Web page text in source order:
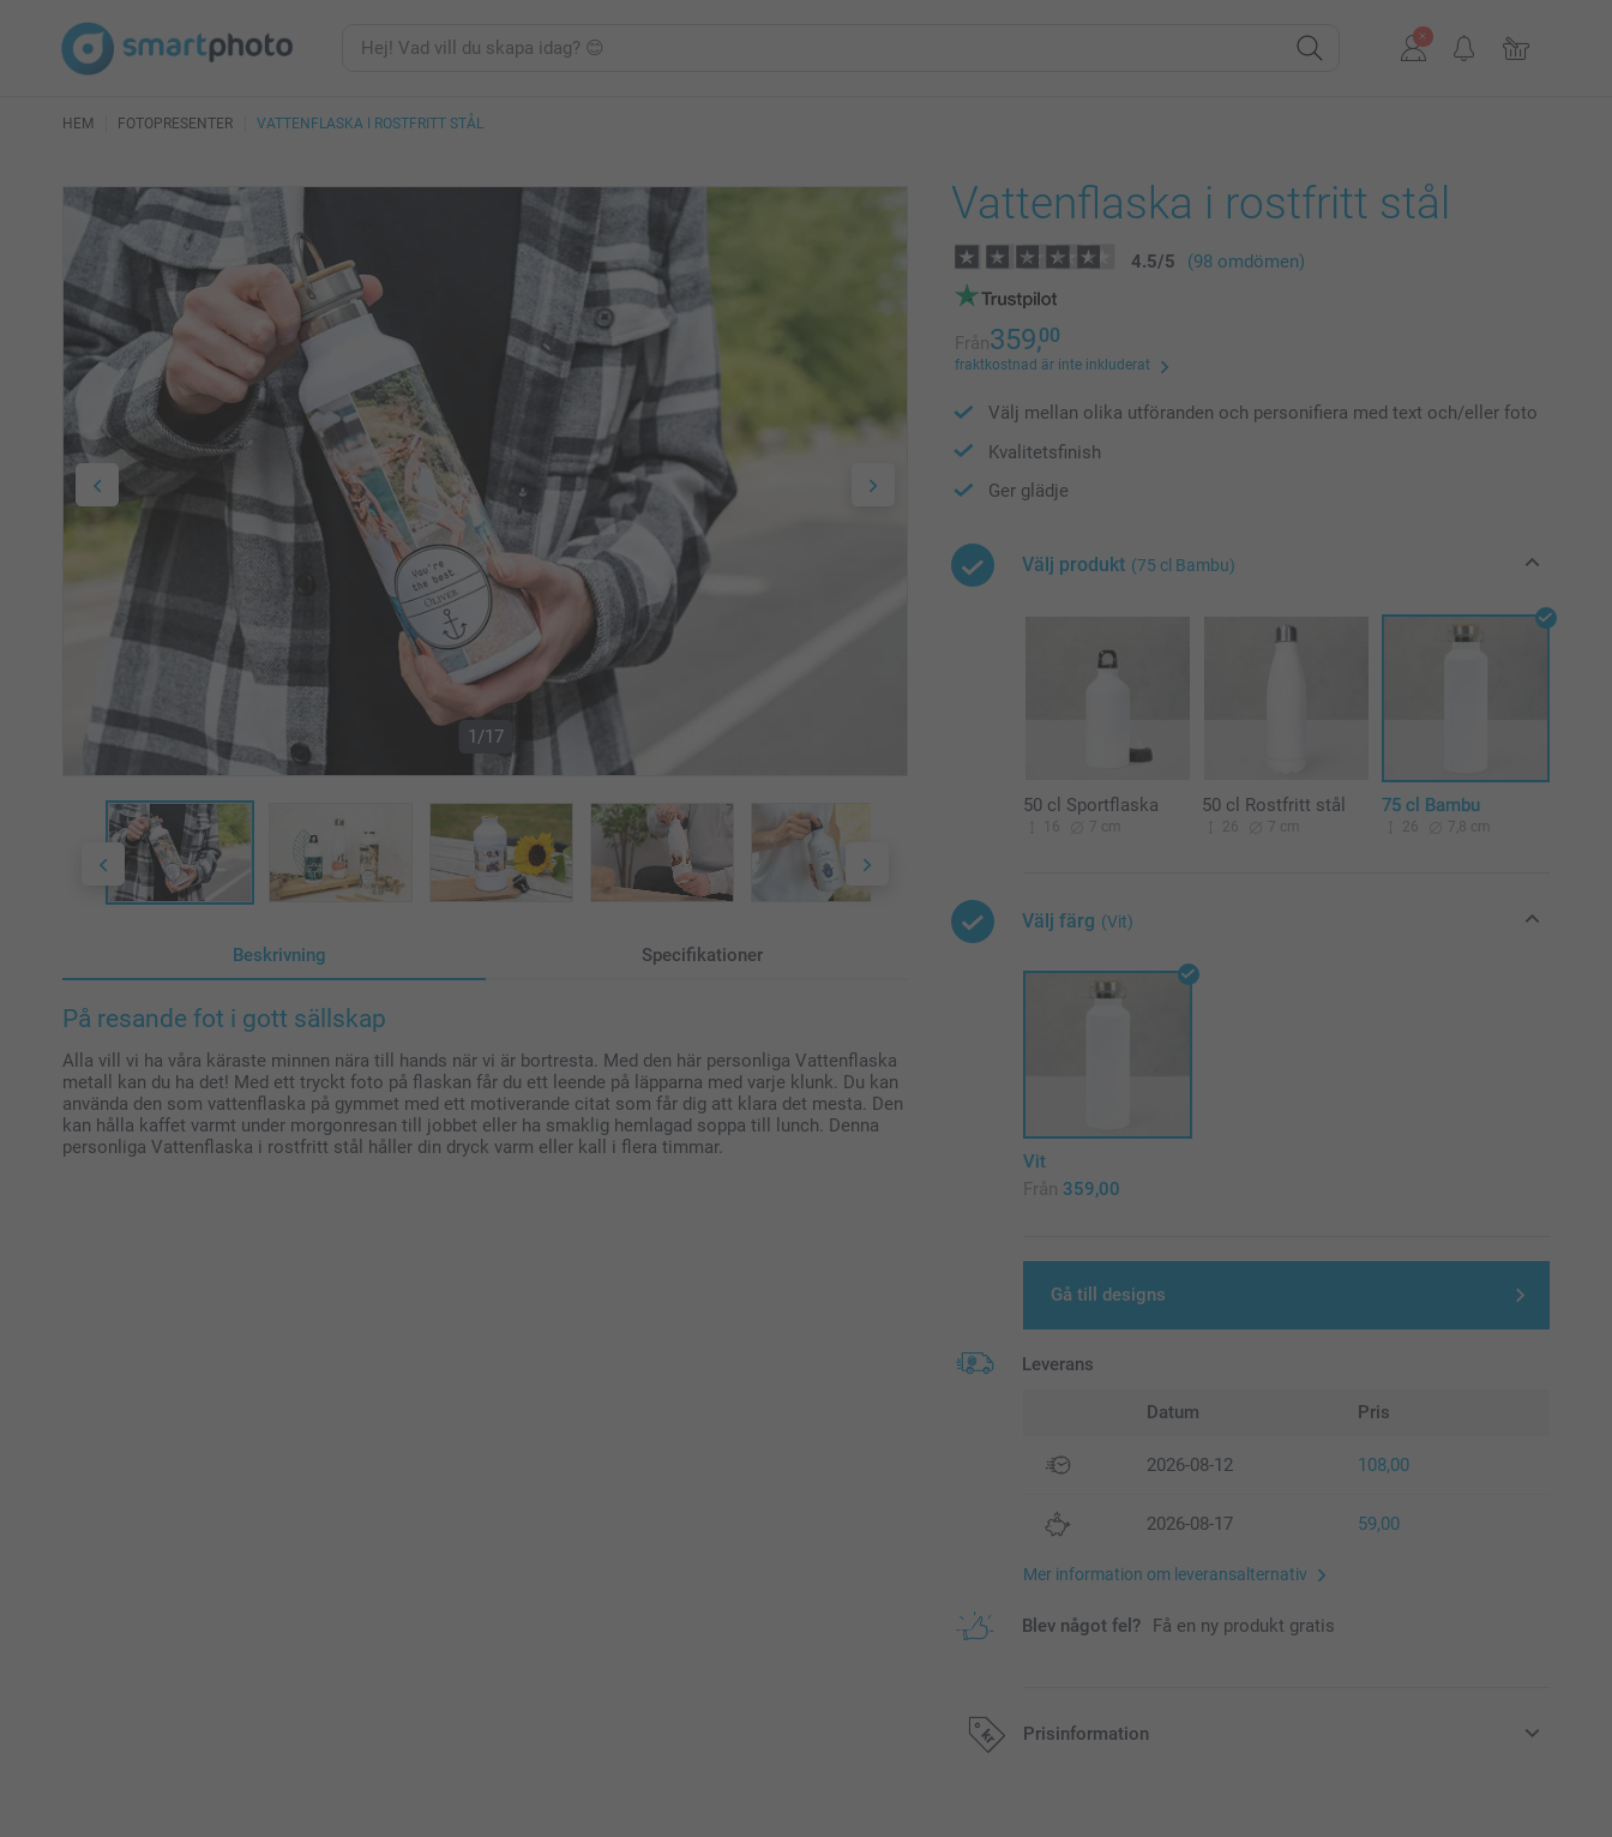
HEM FOTOPRESENTER VATTENFLASKA I ROSTFRITT STÅL
1/17
Beskrivning Specifikationer
På resande fot i gott sällskap
Alla vill vi ha våra käraste minnen nära till hands när vi är bortresta. Med den här personliga Vattenflaska
metall kan du ha det! Med ett tryckt foto på flaskan får du ett leende på läpparna med varje klunk. Du kan
använda den som vattenflaska på gymmet med ett motiverande citat som får dig att klara det mesta. Den
kan hålla kaffet varmt under morgonresan till jobbet eller ha smaklig hemlagad soppa till lunch. Denna
personliga Vattenflaska i rostfritt stål håller din dryck varm eller kall i flera timmar.
Vattenflaska i rostfritt stål
4.5/5 (98 omdömen)
Från359,00
fraktkostnad är inte inkluderat
Välj mellan olika utföranden och personifiera med text och/eller foto
Kvalitetsfinish
Ger glädje
Välj produkt (75 cl Bambu)
50 cl Sportflaska
16 7 cm
50 cl Rostfritt stål
26 7 cm
75 cl Bambu
26 7,8 cm
Välj färg (Vit)
Vit
Från 359,00
Gå till designs
Leverans
Datum Pris
2026-08-12 108,00
2026-08-17 59,00
Mer information om leveransalternativ
Blev något fel? Få en ny produkt gratis
Prisinformation